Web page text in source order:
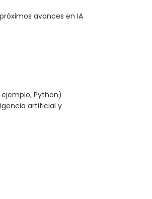
avances en IA
Python)
artificial y